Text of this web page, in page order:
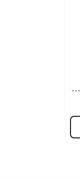
ניוואה סנסטיב פרו קרם לחות לפנים מרגיע במיוחד מתאים לעור רגיש 75 מ"ל - מבית NIVEA